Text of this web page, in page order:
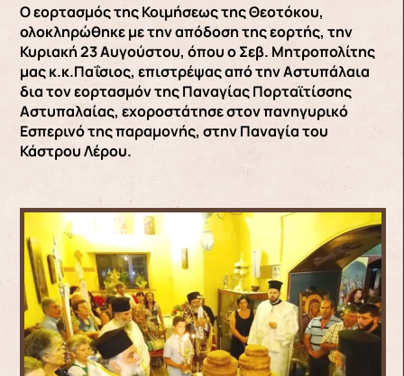
Ο εορτασμός της Κοιμήσεως της Θεοτόκου,
ολοκληρώθηκε με την απόδοση της εορτής, την
Κυριακή 23 Αυγούστου, όπου ο Σεβ. Μητροπολίτης
μας κ.κ.Παΐσιος, επιστρέψας από την Αστυπάλαια
δια τον εορτασμόν της Παναγίας Πορταϊτίσσης
Αστυπαλαίας, εχοροστάτησε στον πανηγυρικό
Εσπερινό της παραμονής, στην Παναγία του
Κάστρου Λέρου.